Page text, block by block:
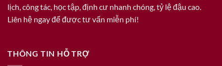
lịch, công tác, học tập, định cư nhanh chóng, tỷ lệ đậu cao.
Liên hệ ngay để được tư vấn miễn phí!
THÔNG TIN HỖ TRỢ